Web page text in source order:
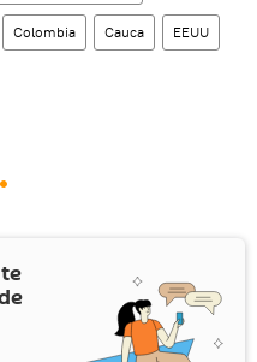
Colombia Cauca EEUU